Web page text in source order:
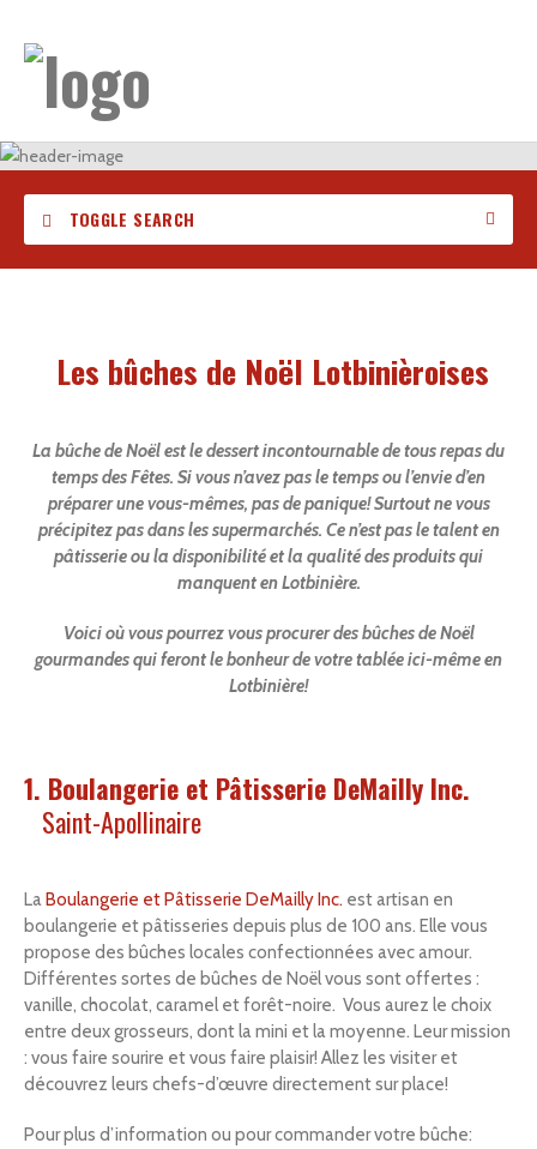
TOGGLE SEARCH
Recherche
Les bûches de Noël Lotbinièroises
La bûche de Noël est ledessertincontournable de tousrepas du
temps des Fêtes. Si vous n’avez pas le temps ou l’envie d’en
préparer une vous-mêmes, pas de panique! Surtout ne vous
précipitez pas dans les supermarchés. Ce n’est pas le talent en
pâtisserie ou la disponibilité et la qualité des produits qui
manquent en Lotbinière.
Voici où vous pourrez vous procurer des bûches de Noël
gourmandes qui feront le bonheur de votre tablée ici-même en
Lotbinière!
1. Boulangerie et Pâtisserie DeMailly Inc.
Saint-Apollinaire
LaBoulangerie et Pâtisserie DeMailly Inc. est artisan en
boulangerie et pâtisseries depuis plus de 100 ans. Elle vous
propose des bûches locales confectionnées avec amour.
Différentes sortes de bûches de Noël vous sont offertes :
vanille, chocolat, caramel et forêt-noire. Vous aurez le choix
entre deux grosseurs, dont la mini et la moyenne. Leur mission
: vous faire sourire et vous faire plaisir! Allez les visiter et
découvrez leurs chefs-d’œuvre directement sur place!
Pour plus d’information ou pour commander votre bûche: